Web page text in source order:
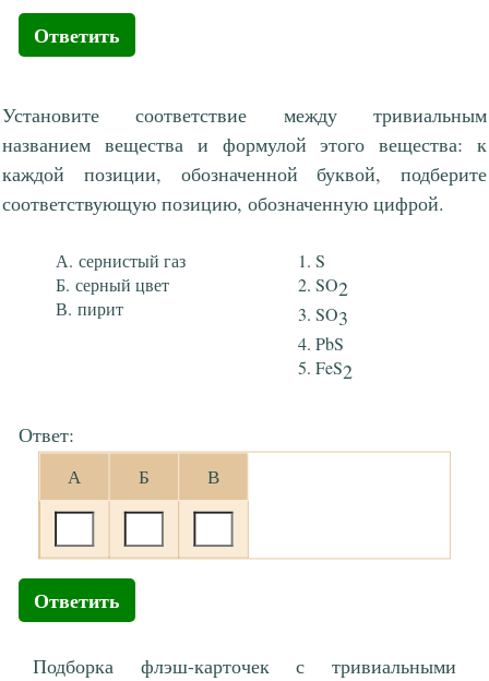
Ответить
Установите соответствие между тривиальным
названием вещества и формулой этого вещества: к
каждой позиции, обозначенной буквой, подберите
соответствующую позицию, обозначенную цифрой.
сернистый газ
серный цвет
пирит
S
SO2
SO3
PbS
FeS2
Ответ:
А Б В
Ответить
Подборка флэш-карточек с тривиальными